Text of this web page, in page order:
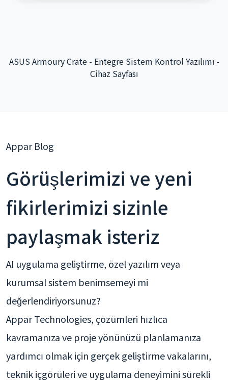
ASUS Armoury Crate - Entegre Sistem Kontrol Yazılımı -
Cihaz Sayfası
Appar Blog
Görüşlerimizi ve yeni
fikirlerimizi sizinle
paylaşmak isteriz
AI uygulama geliştirme, özel yazılım veya
kurumsal sistem benimsemeyi mi
değerlendiriyorsunuz?
Appar Technologies, çözümleri hızlıca
kavramanıza ve proje yönünüzü planlamanıza
yardımcı olmak için gerçek geliştirme vakalarını,
teknik içgörüleri ve uygulama deneyimini sürekli